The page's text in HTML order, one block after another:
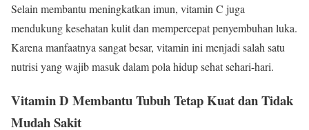
Selain membantu meningkatkan imun, vitamin C juga
mendukung kesehatan kulit dan mempercepat penyembuhan luka.
Karena manfaatnya sangat besar, vitamin ini menjadi salah satu
nutrisi yang wajib masuk dalam pola hidup sehat sehari-hari.
Vitamin D Membantu Tubuh Tetap Kuat dan Tidak
Mudah Sakit